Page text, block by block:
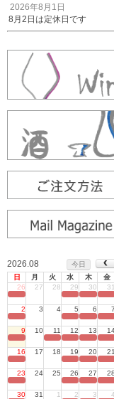
2026年8月1日
8月2日は定休日です
2026.08
今日
日
月 火 水 木 金
26
27 28 29 30 31
2 3 4 5 6 7
9 10 11 12 13
16 17 18 19 20 21
23 24 25 26 27 28
30 31 1 2 3 4